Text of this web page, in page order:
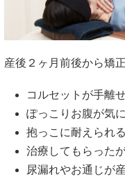
産後２ヶ月前後から矯
コルセットが手離
ぽっこりお腹が気
抱っこに耐えられ
治療してもらった
尿漏れやお通じが